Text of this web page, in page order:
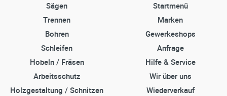
Sägen
Trennen
Bohren
Schleifen
Hobeln / Fräsen
Arbeitsschutz
Holzgestaltung / Schnitzen
Startmenü
Marken
Gewerkeshops
Anfrage
Hilfe & Service
Wir über uns
Wiederverkauf